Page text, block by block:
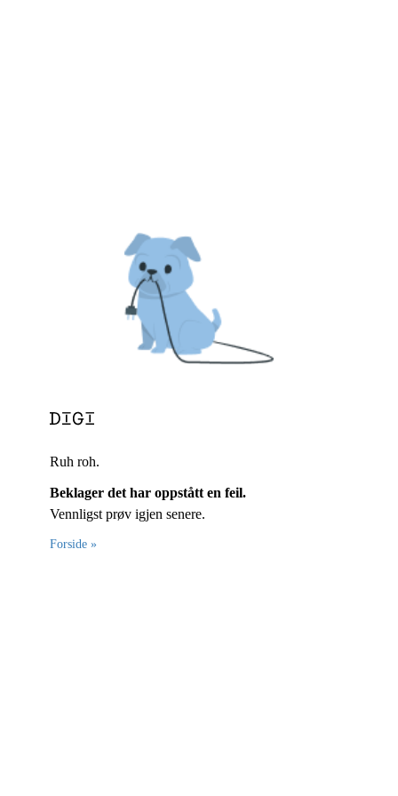
Ruh roh.
Beklager det har oppstått en feil.
Vennligst prøv igjen senere.
Forside »